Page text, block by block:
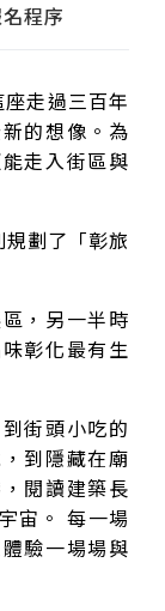
程序
走過三百年
的想像。為
走入街區與
劃了「彰旅
，另一半時
彰化最有生
街頭小吃的
到隱藏在廟
閱讀建築長
宙。 每一場
驗一場場與